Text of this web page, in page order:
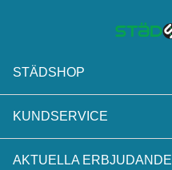
STÄDSHOP
KUNDSERVICE
AKTUELLA ERBJUDANDE